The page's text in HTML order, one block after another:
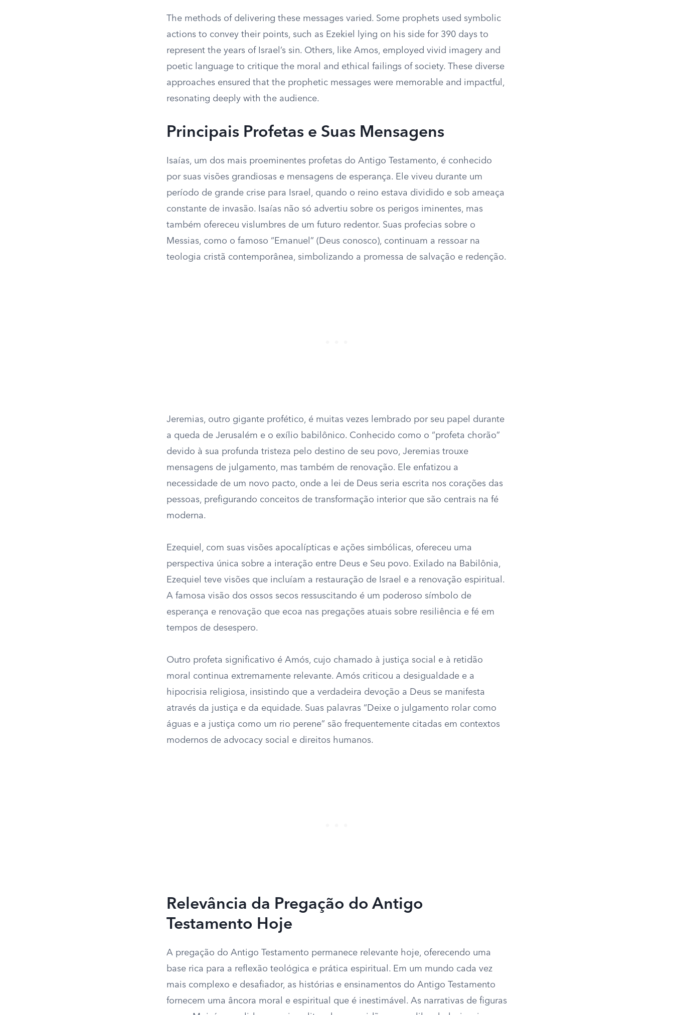
The methods of delivering these messages varied. Some prophets used symbolic
actions to convey their points, such as Ezekiel lying on his side for 390 days to
represent the years of Israel’s sin. Others, like Amos, employed vivid imagery and
poetic language to critique the moral and ethical failings of society. These diverse
approaches ensured that the prophetic messages were memorable and impactful,
resonating deeply with the audience.
Principais Profetas e Suas Mensagens
Isaías, um dos mais proeminentes profetas do Antigo Testamento, é conhecido
por suas visões grandiosas e mensagens de esperança. Ele viveu durante um
período de grande crise para Israel, quando o reino estava dividido e sob ameaça
constante de invasão. Isaías não só advertiu sobre os perigos iminentes, mas
também ofereceu vislumbres de um futuro redentor. Suas profecias sobre o
Messias, como o famoso “Emanuel” (Deus conosco), continuam a ressoar na
teologia cristã contemporânea, simbolizando a promessa de salvação e redenção.
Jeremias, outro gigante profético, é muitas vezes lembrado por seu papel durante
a queda de Jerusalém e o exílio babilônico. Conhecido como o “profeta chorão”
devido à sua profunda tristeza pelo destino de seu povo, Jeremias trouxe
mensagens de julgamento, mas também de renovação. Ele enfatizou a
necessidade de um novo pacto, onde a lei de Deus seria escrita nos corações das
pessoas, prefigurando conceitos de transformação interior que são centrais na fé
moderna.
Ezequiel, com suas visões apocalípticas e ações simbólicas, ofereceu uma
perspectiva única sobre a interação entre Deus e Seu povo. Exilado na Babilônia,
Ezequiel teve visões que incluíam a restauração de Israel e a renovação espiritual.
A famosa visão dos ossos secos ressuscitando é um poderoso símbolo de
esperança e renovação que ecoa nas pregações atuais sobre resiliência e fé em
tempos de desespero.
Outro profeta significativo é Amós, cujo chamado à justiça social e à retidão
moral continua extremamente relevante. Amós criticou a desigualdade e a
hipocrisia religiosa, insistindo que a verdadeira devoção a Deus se manifesta
através da justiça e da equidade. Suas palavras “Deixe o julgamento rolar como
águas e a justiça como um rio perene” são frequentemente citadas em contextos
modernos de advocacy social e direitos humanos.
Relevância da Pregação do Antigo
Testamento Hoje
A pregação do Antigo Testamento permanece relevante hoje, oferecendo uma
base rica para a reflexão teológica e prática espiritual. Em um mundo cada vez
mais complexo e desafiador, as histórias e ensinamentos do Antigo Testamento
fornecem uma âncora moral e espiritual que é inestimável. As narrativas de figuras